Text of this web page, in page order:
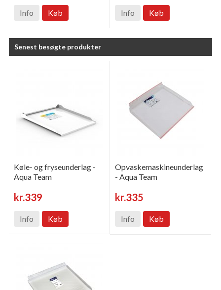
Info Køb Info Køb
Senest besøgte produkter
Køle- og fryseunderlag -
Aqua Team
kr.339
Info Køb
Opvaskemaskineunderlag
- Aqua Team
kr.335
Info Køb